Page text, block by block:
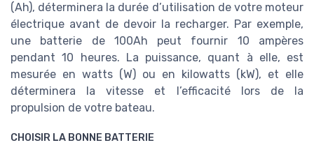
(Ah), déterminera la durée d’utilisation de votre moteur
électrique avant de devoir la recharger. Par exemple,
une batterie de 100Ah peut fournir 10 ampères
pendant 10 heures. La puissance, quant à elle, est
mesurée en watts (W) ou en kilowatts (kW), et elle
déterminera la vitesse et l’efficacité lors de la
propulsion de votre bateau.
CHOISIR LA BONNE BATTERIE